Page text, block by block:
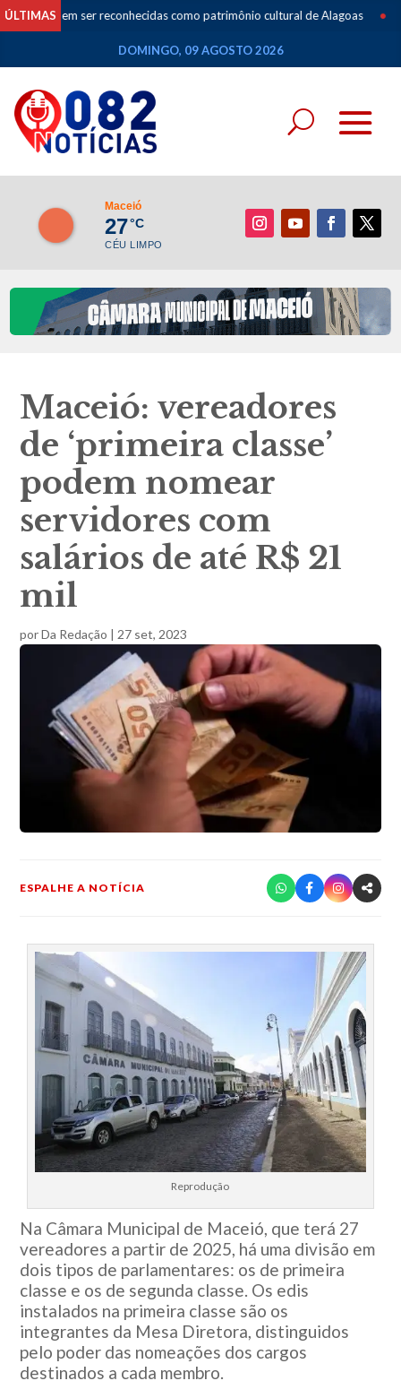
ÚLTIMASser reconhecidas como patrimônio cultural de Alagoas •
DOMINGO, 09 AGOSTO 2026
Maceió
27°C
CÉU LIMPO
Maceió: vereadores
de ‘primeira classe’
podem nomear
servidores com
salários de até R$ 21
mil
porDa Redação | 27 set, 2023
ESPALHE A NOTÍCIA
Reprodução
Na Câmara Municipal de Maceió, que terá 27
vereadores a partir de 2025, há uma divisão em
dois tipos de parlamentares: os de primeira
classe e os de segunda classe. Os edis
instalados na primeira classe são os
integrantes da Mesa Diretora, distinguidos
pelo poder das nomeações dos cargos
destinados a cada membro.